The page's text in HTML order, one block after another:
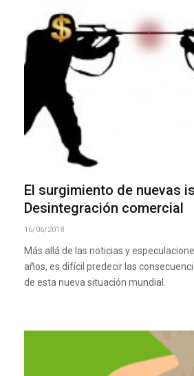
El surgimiento de nuevas
Desintegración comercial
16/06/2018
Más allá de las noticias y
años, es difícil predecir las
de esta nueva situación mundial.